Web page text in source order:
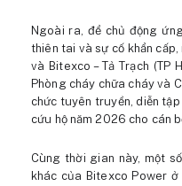
Ngoài ra, để chủ động
thiên tai và sự cố khẩn
và Bitexco – Tả Trạch (TP
Phòng cháy chữa cháy và
chức tuyên truyền, diễn
cứu hộ năm 2026 cho cán
Cùng thời gian này, một
khác của Bitexco Power